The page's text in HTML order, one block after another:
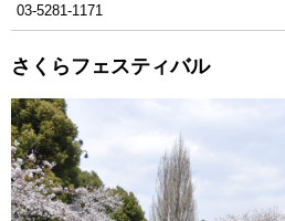
03-5281-1171
さくらフェスティバル